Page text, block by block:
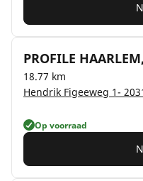
PROFILE
18.77 km
Hendrik Figeeweg 1-
Op voorraad